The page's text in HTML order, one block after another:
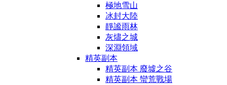
極地雪山
冰封大陸
靜謐雨林
灰燼之城
深淵領域
精英副本
精英副本 廢墟之谷
精英副本 蠻荒戰場